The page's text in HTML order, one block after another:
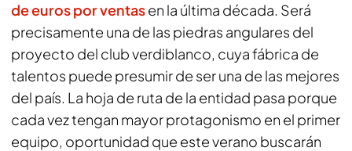
de euros por ventasen la última década. Será
precisamente una de las piedras angulares del
proyecto del club verdiblanco, cuya fábrica de
talentos puede presumir de ser una de las mejores
del país. La hoja de ruta de la entidad pasa porque
cada vez tengan mayor protagonismo en el primer
equipo, oportunidad que este verano buscarán